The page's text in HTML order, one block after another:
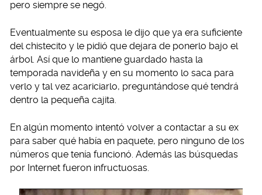
pero siempre se negó.
Eventualmente su esposa le dijo que ya era suficiente
del chistecito y le pidió que dejara de ponerlo bajo el
árbol. Así que lo mantiene guardado hasta la
temporada navideña y en su momento lo saca para
verlo y tal vez acariciarlo, preguntándose qué tendrá
dentro la pequeña cajita.
En algún momento intentó volver a contactar a su ex
para saber qué había en paquete, pero ninguno de los
números que tenía funcionó. Además las búsquedas
por Internet fueron infructuosas.